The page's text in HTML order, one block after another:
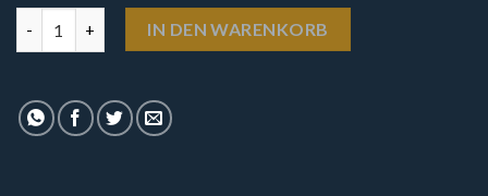
IN DEN WARENKORB